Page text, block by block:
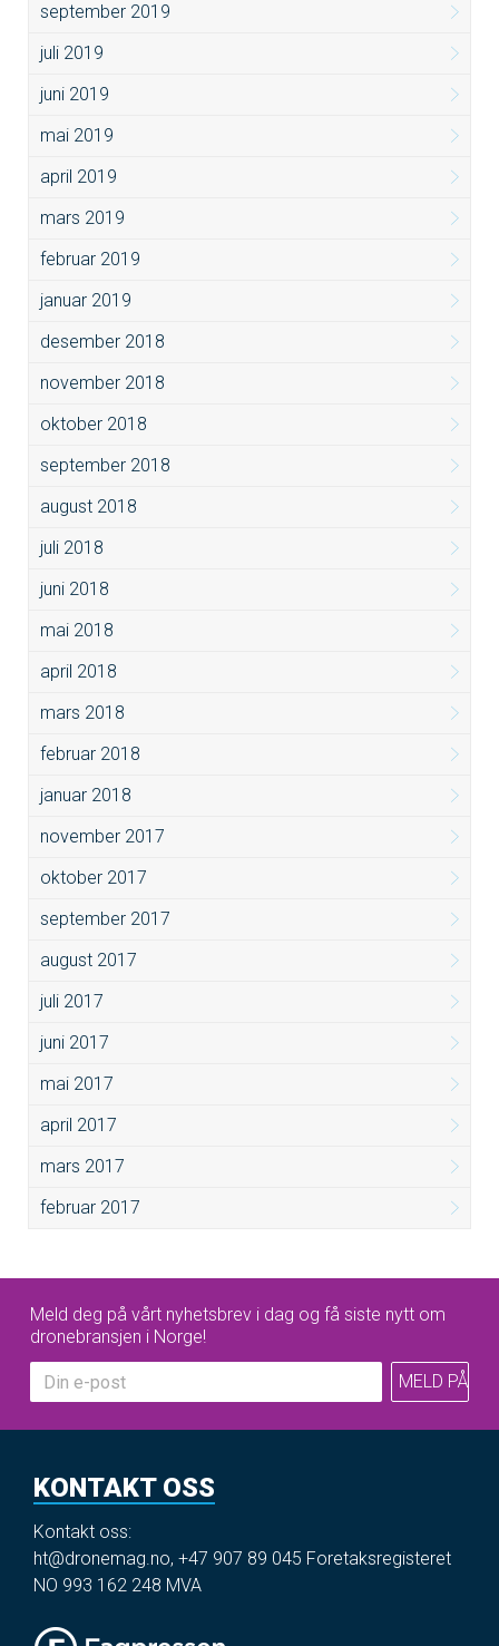
september 2019
juli 2019
juni 2019
mai 2019
april 2019
mars 2019
februar 2019
januar 2019
desember 2018
november 2018
oktober 2018
september 2018
august 2018
juli 2018
juni 2018
mai 2018
april 2018
mars 2018
februar 2018
januar 2018
november 2017
oktober 2017
september 2017
august 2017
juli 2017
juni 2017
mai 2017
april 2017
mars 2017
februar 2017
Meld deg på vårt nyhetsbrev i dag og få siste nytt om
dronebransjen i Norge!
KONTAKT OSS
Kontakt oss:
ht@dronemag.no, +47 907 89 045 Foretaksregisteret
NO 993 162 248 MVA